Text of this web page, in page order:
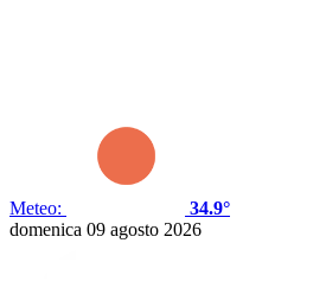
Meteo:
34.9°
domenica 09 agosto 2026